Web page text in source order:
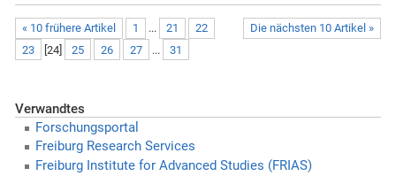
« 10 frühere Artikel Die nächsten 10 Artikel »
1 ... 21
22
23
[24] 25 26 27 ... 31
Verwandtes
Forschungsportal
Freiburg Research Services
Freiburg Institute for Advanced Studies (FRIAS)